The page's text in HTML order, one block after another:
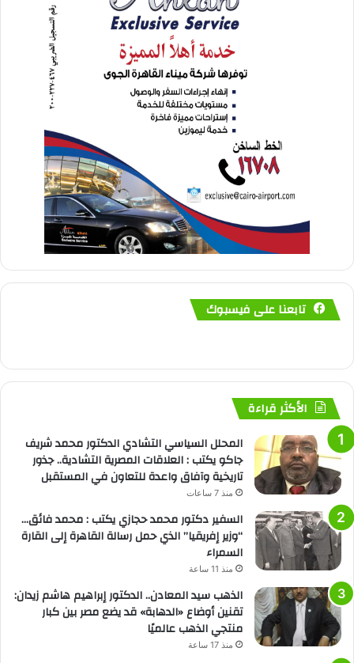
تابعنا على فيسبوك
الأكثر قراءة
المحلل السياسي التشادي الدكتور محمد شريف
جاكو يكتب : العلاقات المصرية التشادية.. جذور
تاريخية وآفاق واعدة للتعاون في المستقبل
منذ 7 ساعات
السفير دكتور محمد حجازي يكتب : محمد فائق…
“وزير إفريقيا” الذي حمل رسالة القاهرة إلى القارة
السمراء
منذ 11 ساعة
الذهب سيد المعادن.. الدكتور إبراهيم هاشم زيدان:
تقنين أوضاع «الدهابة» قد يضع مصر بين كبار
منتجي الذهب عالميًا
منذ 17 ساعة